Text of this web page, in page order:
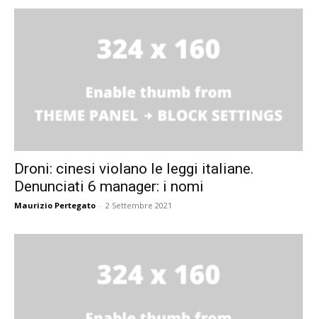
Droni: cinesi violano le leggi italiane.
Denunciati 6 manager: i nomi
Maurizio Pertegato - 2 Settembre 2021